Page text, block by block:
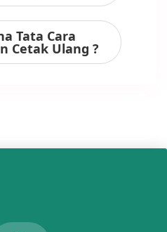
Tata Cara
Cetak Ulang ?